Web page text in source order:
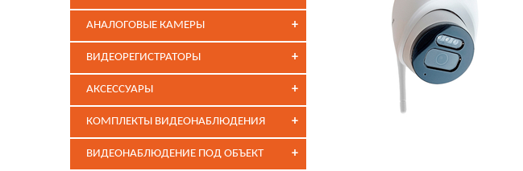
+
АНАЛОГОВЫЕ КАМЕРЫ
+
ВИДЕОРЕГИСТРАТОРЫ
+
АКСЕССУАРЫ
+
КОМПЛЕКТЫ ВИДЕОНАБЛЮДЕНИЯ
+
ВИДЕОНАБЛЮДЕНИЕ ПОД ОБЪЕКТ